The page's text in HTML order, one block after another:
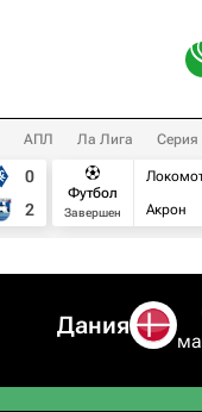
АПЛ Ла Лига Серия
0
2
Футбол
Завершен
Акрон
Дания